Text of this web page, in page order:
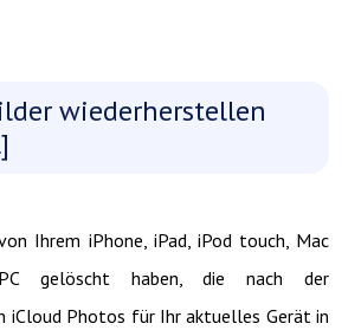
wiederherstellen
Ihrem iPhone, iPad, iPod touch, Mac
PC gelöscht haben, die nach der
iCloud Photos für Ihr aktuelles Gerät in